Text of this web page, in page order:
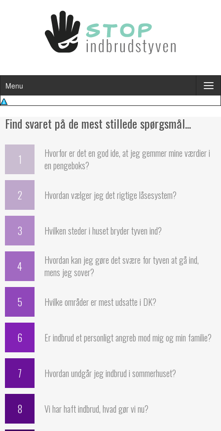
Menu
Find svaret på de mest stillede spørgsmål...
1
Hvorfor er det en god ide, at jeg gemmer mine værdier i
en pengeboks?
2 Hvordan vælger jeg det rigtige låsesystem?
3 Hvilken steder i huset bryder tyven ind?
4
Hvordan kan jeg gøre det svære for tyven at gå ind,
mens jeg sover?
5 Hvilke områder er mest udsatte i DK?
6 Er indbrud et personligt angreb mod mig og min familie?
7 Hvordan undgår jeg indbrud i sommerhuset?
8 Vi har haft indbrud, hvad gør vi nu?